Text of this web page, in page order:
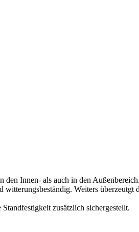
Innen- als auch in den
Weiters überzeutgt
zusätzlich sichergestellt.